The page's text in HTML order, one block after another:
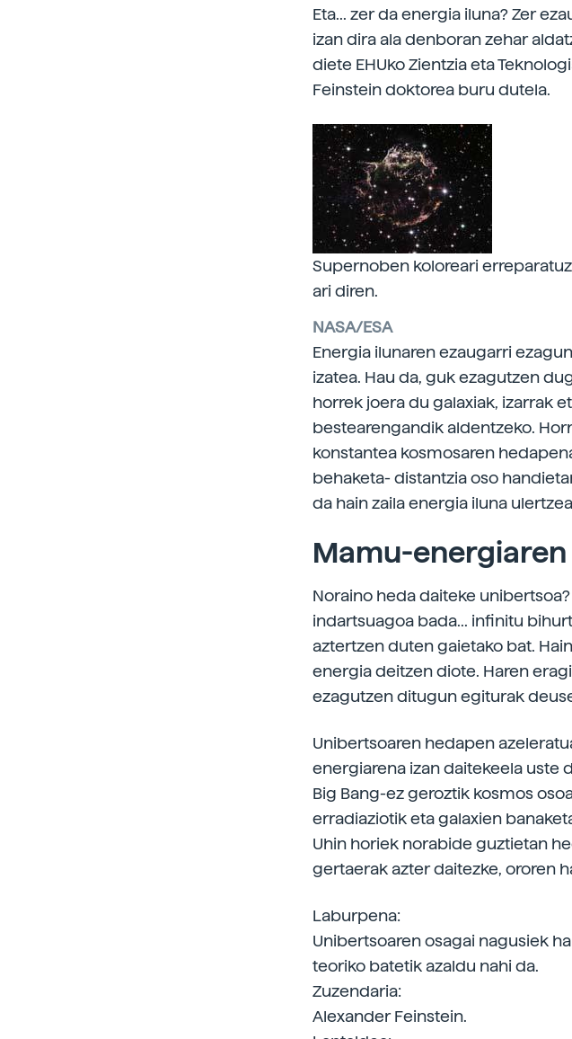
Eta... zer da energia iluna? Zer
izan dira ala denboran zehar
diete EHUko Zientzia eta
Feinstein doktorea buru dutela.
Supernoben koloreari
ari diren.
NASA/ESA
Energia ilunaren ezaugarri
izatea. Hau da, guk ezagutzen
horrek joera du galaxiak, izarrak
bestearengandik aldentzeko.
konstantea kosmosaren
behaketa- distantzia oso
da hain zaila energia iluna
Mamu-
Noraino heda daiteke
indartsuagoa bada... infinitu
aztertzen duten gaietako bat.
energia deitzen diote. Haren
ezagutzen ditugun egiturak
Unibertsoaren hedapen
energiarena izan daitekeela uste
Big Bang-ez geroztik kosmos
erradiaziotik eta galaxien
Uhin horiek norabide guztietan
gertaerak azter daitezke, ororen
Laburpena:
Unibertsoaren osagai nagusiek
teoriko batetik azaldu nahi da.
Zuzendaria:
Alexander Feinstein.